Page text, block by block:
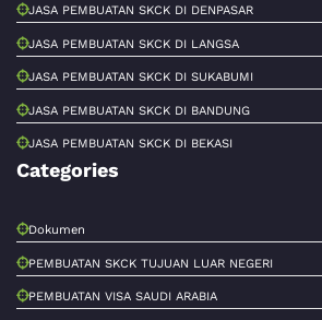
JASA PEMBUATAN SKCK DI DENPASAR
JASA PEMBUATAN SKCK DI LANGSA
JASA PEMBUATAN SKCK DI SUKABUMI
JASA PEMBUATAN SKCK DI BANDUNG
JASA PEMBUATAN SKCK DI BEKASI
Categories
Dokumen
PEMBUATAN SKCK TUJUAN LUAR NEGERI
PEMBUATAN VISA SAUDI ARABIA